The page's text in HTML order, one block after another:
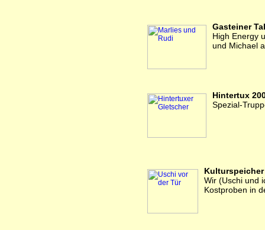
Gasteiner
High Energy
und Michael
Hintertux
Spezial-
Kulturspeicher
Wir (Uschi und
Kostproben in